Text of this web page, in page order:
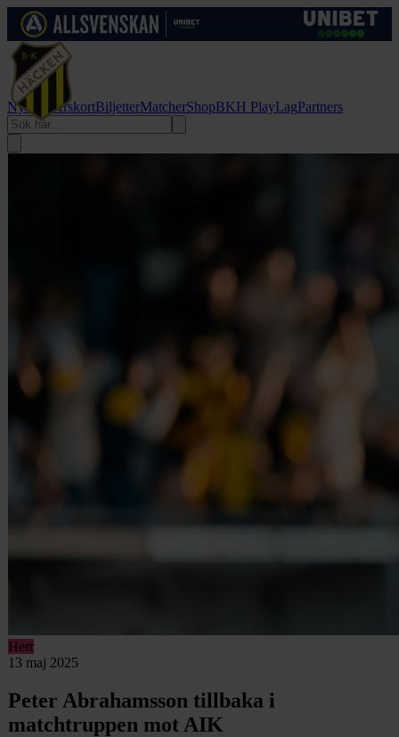
Nyheter ÅrskortBiljetterMatcherShopBKH PlayLagPartners
Herr
13 maj 2025
Peter Abrahamsson tillbaka i
matchtruppen mot AIK